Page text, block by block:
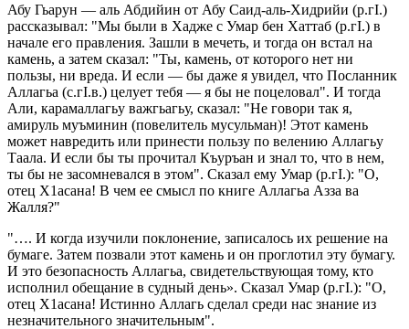
Абу Гьарун — аль Абдийин от Абу Саид-аль-Хидрийи (р.гI.)
рассказывал: "Мы были в Хадже с Умар бен Хаттаб (р.гI.) в
начале его правления. Зашли в мечеть, и тогда он встал на
камень, а затем сказал: "Ты, камень, от которого нет ни
пользы, ни вреда. И если — бы даже я увидел, что Посланник
Аллагьа (с.гI.в.) целует тебя — я бы не поцеловал". И тогда
Али, карамаллагьу важгьагьу, сказал: "Не говори так я,
амируль муъминин (повелитель мусульман)! Этот камень
может навредить или принести пользу по велению Аллагьу
Таала. И если бы ты прочитал Къуръан и знал то, что в нем,
ты бы не засомневался в этом". Сказал ему Умар (р.гI.): "О,
отец Х1асана! В чем ее смысл по книге Аллагьа Азза ва
Жалля?"
"…. И когда изучили поклонение, записалось их решение на
бумаге. Затем позвали этот камень и он проглотил эту бумагу.
И это безопасность Аллагьа, свидетельствующая тому, кто
исполнил обещание в судный день». Сказал Умар (р.гI.): "О,
отец Х1асана! Истинно Аллагь сделал среди нас знание из
незначительного значительным".